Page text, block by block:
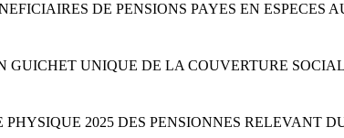
DE PENSIONS PAYES EN ESPECES
GUICHET UNIQUE DE LA COUVERTURE
2025 DES PENSIONNES RELEVANT